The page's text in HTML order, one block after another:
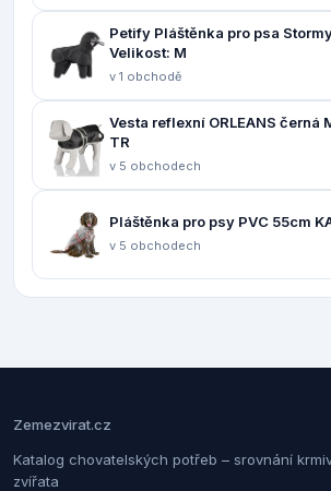
Petify Pláštěnka pro psa
Velikost: M
v 1 obchodě
Vesta reflexní ORLEANS černá
TR
v 5 obchodech
Pláštěnka pro psy PVC 55cm
v 5 obchodech
Zemezvirat.cz
Katalog chovatelských potřeb – srovnání
zvířata